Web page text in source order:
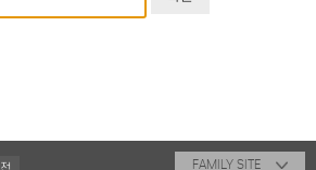
FAMILY SITE